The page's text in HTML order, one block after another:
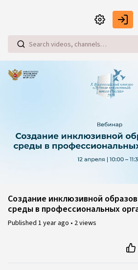
Создание инклюзивной
среды в профессиональных
Published 1 year ago • 2 views